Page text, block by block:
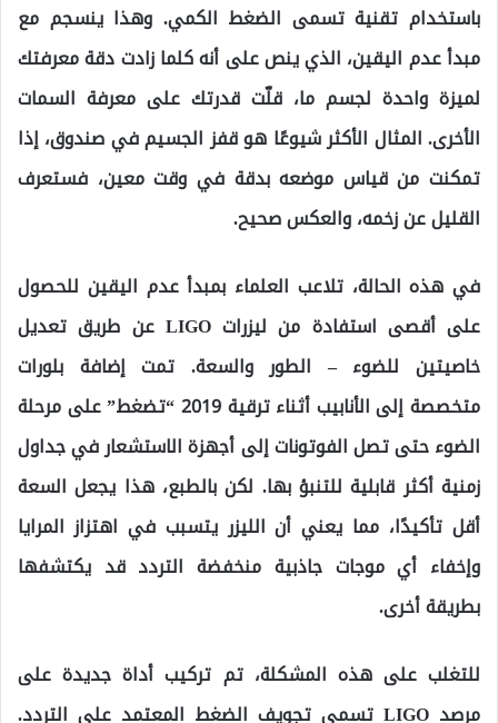
باستخدام تقنية تسمى الضغط الكمي. وهذا ينسجم مع
مبدأ عدم اليقين، الذي ينص على أنه كلما زادت دقة معرفتك
لميزة واحدة لجسم ما، قلّت قدرتك على معرفة السمات
الأخرى. المثال الأكثر شيوعًا هو قفز الجسيم في صندوق، إذا
تمكنت من قياس موضعه بدقة في وقت معين، فستعرف
القليل عن زخمه، والعكس صحيح.
في هذه الحالة، تلاعب العلماء بمبدأ عدم اليقين للحصول
على أقصى استفادة من ليزرات LIGO عن طريق تعديل
خاصيتين للضوء – الطور والسعة. تمت إضافة بلورات
متخصصة إلى الأنابيب أثناء ترقية 2019 “تضغط” على مرحلة
الضوء حتى تصل الفوتونات إلى أجهزة الاستشعار في جداول
زمنية أكثر قابلية للتنبؤ بها. لكن بالطبع، هذا يجعل السعة
أقل تأكيدًا، مما يعني أن الليزر يتسبب في اهتزاز المرايا
وإخفاء أي موجات جاذبية منخفضة التردد قد يكتشفها
بطريقة أخرى.
للتغلب على هذه المشكلة، تم تركيب أداة جديدة على
مرصد LIGO تسمى تجويف الضغط المعتمد على التردد.